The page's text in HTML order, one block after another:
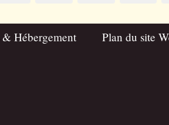
& Hébergement Plan du site